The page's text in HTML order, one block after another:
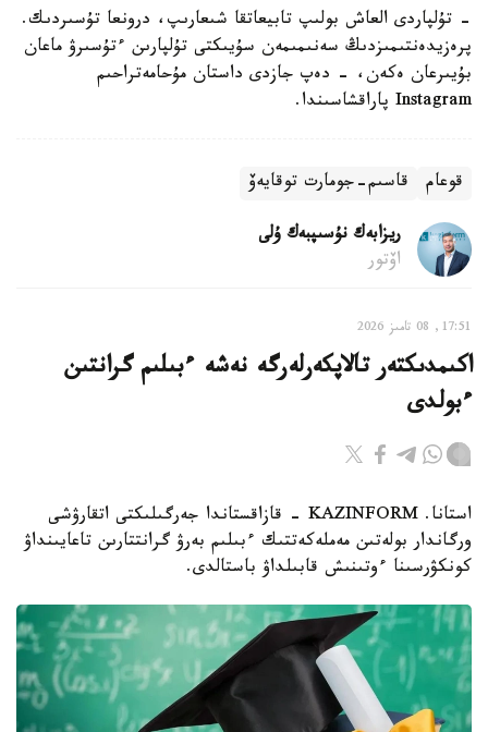
- تۇلپاردى العاش بولىپ تابيعاتقا شىعارىپ، درونعا تۇسىردىك.
پرەزيدەنتىمىزدىڭ سەنىمىمەن سۇيىكتى تۇلپارىن ءتۇسىرۋ ماعان
بۇيىرعان ەكەن، - دەپ جازدى داستان مۇحامەتراحىم
Instagram پاراقشاسىندا.
قوعام قاسىم-جومارت توقايەۆ
ريزابەك نۇسىپبەك ۇلى
اۆتور
17:51, 08 تامىز 2026
اكىمدىكتەر تالاپكەرلەرگە نەشە ءبىلىم گرانتىن
ءبولدى
استانا. KAZINFORM - قازاقستاندا جەرگىلىكتى اتقارۋشى
ورگاندار بولەتىن مەملەكەتتىك ءبىلىم بەرۋ گرانتتارىن تاعايىنداۋ
كونكۋرسىنا ءوتىنىش قابىلداۋ باستالدى.